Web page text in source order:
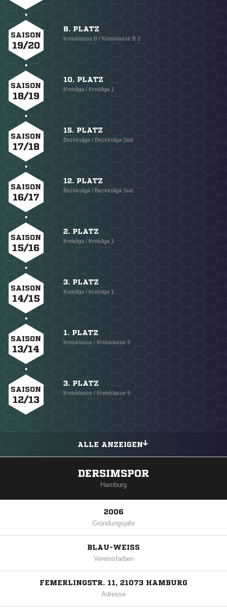
SAISON
19/20
8. PLATZ
Kreisklasse B / Kreisklasse B 2
SAISON
18/19
10. PLATZ
Kreisliga / Kreisliga 1
SAISON
17/18
15. PLATZ
Bezirksliga / Bezirksliga Süd
SAISON
16/17
12. PLATZ
Bezirksliga / Bezirksliga Süd
SAISON
15/16
2. PLATZ
Kreisliga / Kreisliga 1
SAISON
14/15
3. PLATZ
Kreisliga / Kreisliga 1
SAISON
13/14
1. PLATZ
Kreisklasse / Kreisklasse 9
SAISON
12/13
3. PLATZ
Kreisklasse / Kreisklasse 9
ALLE ANZEIGEN
DERSIMSPOR
Hamburg
2006
Gründungsjahr
BLAU-WEISS
Vereinsfarben
FEMERLINGSTR. 11, 21073 HAMBURG
Adresse